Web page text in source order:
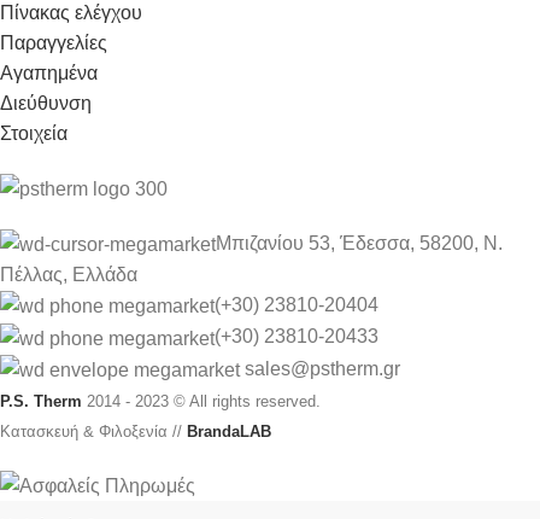
Πίνακας ελέγχου
Παραγγελίες
Αγαπημένα
Διεύθυνση
Στοιχεία
Μπιζανίου 53, Έδεσσα, 58200, Ν.
Πέλλας, Ελλάδα
(+30) 23810-20404
(+30) 23810-20433
sales@pstherm.gr
P.S. Therm 2014 - 2023 © All rights reserved.
Κατασκευή & Φιλοξενία // BrandaLAB